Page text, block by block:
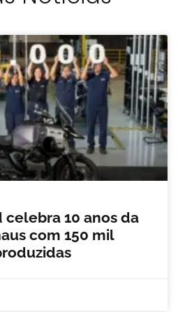
celebra 10 anos da
com 150 mil